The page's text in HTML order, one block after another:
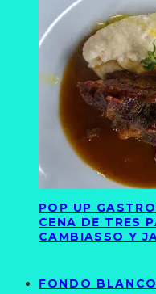
POP UP
CENA DE TRES
CAMBIASSO Y
FONDO BLANCO